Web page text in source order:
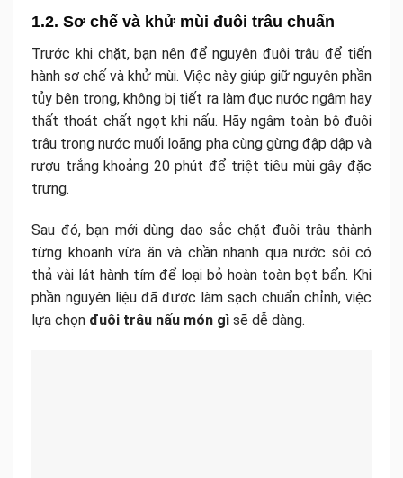
1.2. Sơ chế và khử mùi đuôi trâu chuẩn
Trước khi chặt, bạn nên để nguyên đuôi trâu để tiến
hành sơ chế và khử mùi. Việc này giúp giữ nguyên phần
tủy bên trong, không bị tiết ra làm đục nước ngâm hay
thất thoát chất ngọt khi nấu. Hãy ngâm toàn bộ đuôi
trâu trong nước muối loãng pha cùng gừng đập dập và
rượu trắng khoảng 20 phút để triệt tiêu mùi gây đặc
trưng.
Sau đó, bạn mới dùng dao sắc chặt đuôi trâu thành
từng khoanh vừa ăn và chần nhanh qua nước sôi có
thả vài lát hành tím để loại bỏ hoàn toàn bọt bẩn. Khi
phần nguyên liệu đã được làm sạch chuẩn chỉnh, việc
lựa chọn đuôi trâu nấu món gì sẽ dễ dàng.